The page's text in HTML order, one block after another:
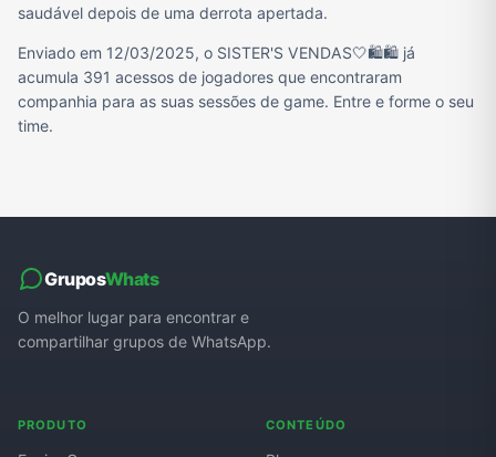
saudável depois de uma derrota apertada.
Enviado em 12/03/2025, o SISTER'S VENDAS🤍🛍🛍 já
acumula 391 acessos de jogadores que encontraram
companhia para as suas sessões de game. Entre e forme o seu
time.
GruposWhats
O melhor lugar para encontrar e
compartilhar grupos de WhatsApp.
PRODUTO CONTEÚDO